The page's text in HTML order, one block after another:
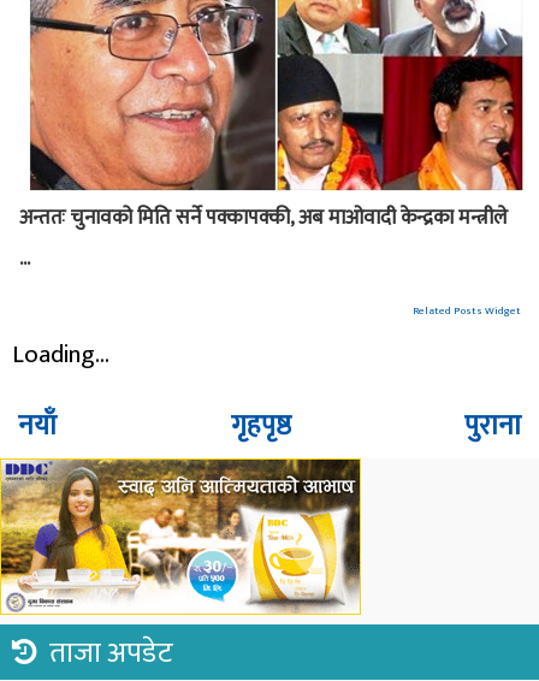
अन्ततः चुनावको मिति सर्ने पक्कापक्की, अब माओवादी केन्द्रका मन्त्रीले
...
Related Posts Widget
Loading...
नयाँ पुराना
गृहपृष्ठ
ताजा अपडेट